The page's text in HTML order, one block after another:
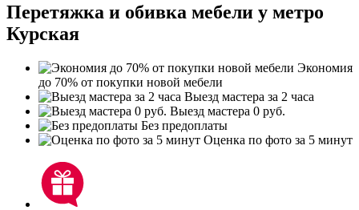
Перетяжка и обивка мебели у метро
Курская
Экономия
до 70% от покупки новой мебели
Выезд мастера за 2 часа
Выезд мастера 0 руб.
Без предоплаты
Оценка по фото за 5 минут